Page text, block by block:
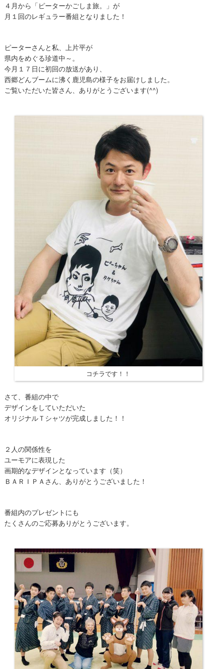
４月から「ピーターかごしま旅。」が
月１回のレギュラー番組となりました！
ピーターさんと私、上片平が
県内をめぐる珍道中～。
今月１７日に初回の放送があり、
西郷どんブームに沸く鹿児島の様子をお届けしました。
ご覧いただいた皆さん、ありがとうございます(^^)
コチラです！！
さて、番組の中で
デザインをしていただいた
オリジナルＴシャツが完成しました！！
２人の関係性を
ユーモアに表現した
画期的なデザインとなっています（笑）
ＢＡＲＩＰＡさん、ありがとうございました！
番組内のプレゼントにも
たくさんのご応募ありがとうございます。